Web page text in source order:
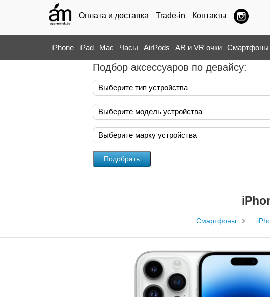
Оплата и доставка Trade-in Контакты
iPhone iPad Mac Часы AirPods AR и VR очки Смартфоны
Подбор аксессуаров по девайсу:
Выберите тип устройства
Выберите модель устройства
Выберите марку устройства
Смартфоны